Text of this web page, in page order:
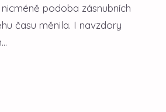
podoba zásnubních
času měnila. I navzdory